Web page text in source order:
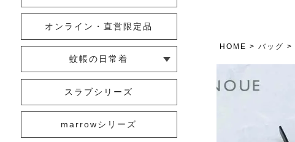
HOME バッグ
オンライン・直営限定品
蚊帳の日常着
└ インナー
└ トップス
└ ワンピース
└ スカート
└ 羽織りもの
└ キッズ・ベビースラブシリーズ
marrowシリーズ